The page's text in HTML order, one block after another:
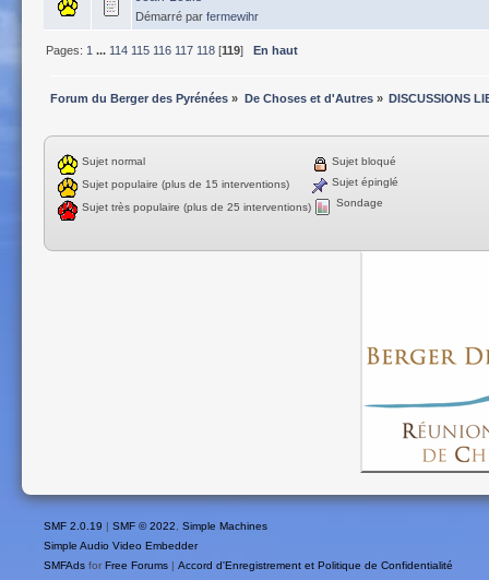
Démarré par fermewihr
Pages: 1 ... 114 115 116 117 118 [119]En haut
Forum du Berger des Pyrénées » De Choses et d'Autres» DISCUSSIONS
Sujet normal
Sujet populaire (plus de 15 interventions)
Sujet très populaire (plus de 25 interventions)
Sujet bloqué
Sujet épinglé
Sondage
SMF 2.0.19 | SMF © 2022
Simple Machines
Simple Audio Video Embedder
SMFAds for Free Forums | Accord d'Enregistrement et Politique de Confidentialité